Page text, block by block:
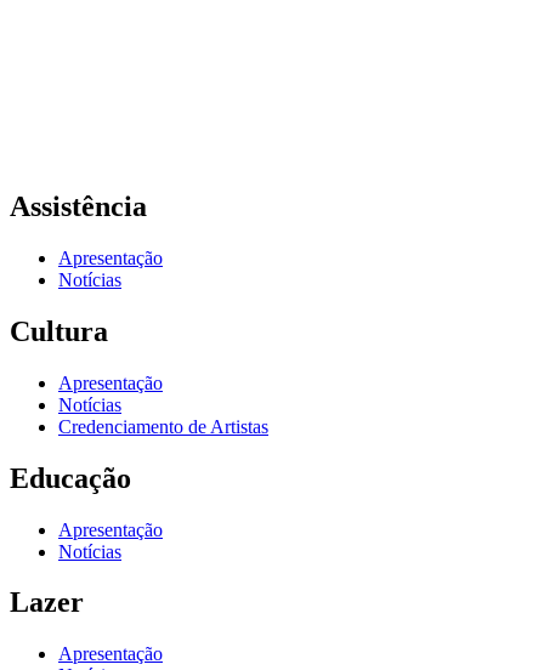
Assistência
Apresentação
Notícias
Cultura
Apresentação
Notícias
Credenciamento de Artistas
Educação
Apresentação
Notícias
Lazer
Apresentação